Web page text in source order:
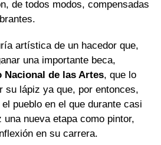
de todos modos, compensadas
artística de un hacedor que,
una importante beca,
Nacional de las Artes, que lo
su lápiz ya que, por entonces,
el pueblo en el que durante casi
nueva etapa como pintor,
en su carrera.